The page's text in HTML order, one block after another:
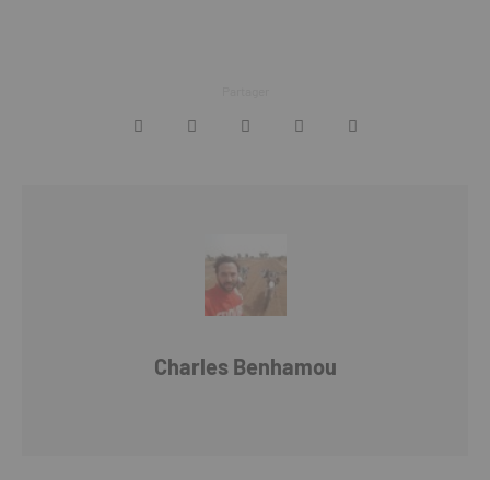
Charles Benhamou